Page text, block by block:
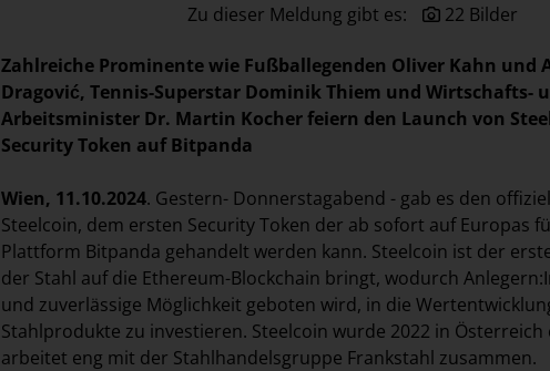
Zu dieser Meldung gibt es: 22 Bilder
Zahlreiche Prominente wie Fußballegenden Oliver Kahn und
Dragović, Tennis-Superstar Dominik Thiem und Wirtschafts-
Arbeitsminister Dr. Martin Kocher feiern den Launch von
Security Token auf Bitpanda
Wien, 11.10.2024. Gestern- Donnerstagabend - gab es den
Steelcoin, dem ersten Security Token der ab sofort auf Europas
Plattform Bitpanda gehandelt werden kann. Steelcoin ist der
der Stahl auf die Ethereum-Blockchain bringt, wodurch
und zuverlässige Möglichkeit geboten wird, in die
Stahlprodukte zu investieren. Steelcoin wurde 2022 in Österreich
arbeitet eng mit der Stahlhandelsgruppe Frankstahl zusammen.